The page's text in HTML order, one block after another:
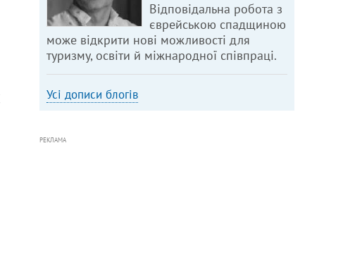
Відповідальна робота з
єврейською спадщиною
може відкрити нові можливості для
туризму, освіти й міжнародної співпраці.
Усі дописи блогів
РЕКЛАМА